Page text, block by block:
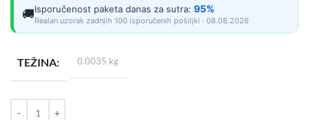
🚚Isporučenost paketa danas za sutra: 95%
Realan uzorak zadnjih 100 isporučenih pošiljki · 08.08.2026
TEŽINA 0.0035 kg